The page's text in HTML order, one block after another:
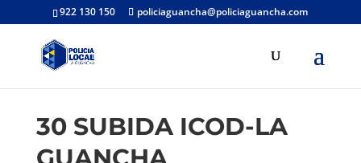
922 130 150 policiaguancha@policiaguancha.com
30 SUBIDA ICOD-LA